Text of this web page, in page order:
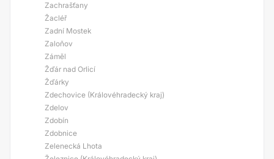
Zachrašťany
Žacléř
Zadní Mostek
Zaloňov
Záměl
Žďár nad Orlicí
Žďárky
Zdechovice (Královéhradecký kraj)
Zdelov
Zdobín
Zdobnice
Zelenecká Lhota